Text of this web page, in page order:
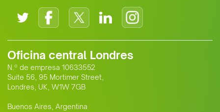
Oficina central Londres
N.º de empresa 10633552
Suite 56, 95 Mortimer Street,
Londres, UK, W1W 7GB
Buenos Aires, Argentina